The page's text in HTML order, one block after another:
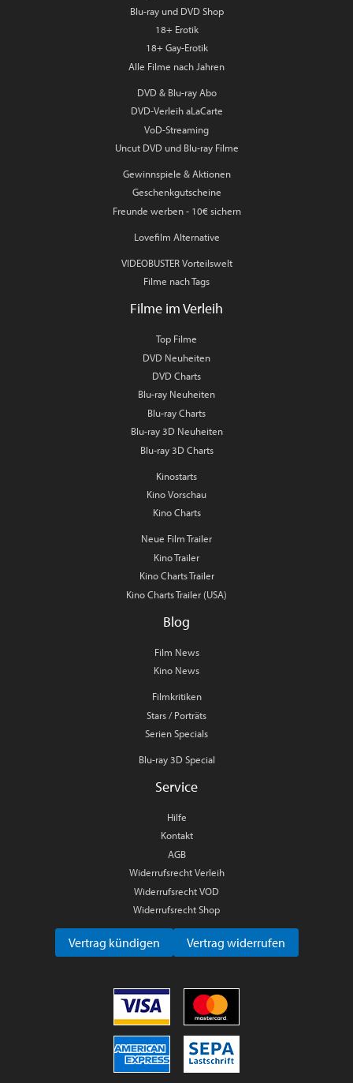
Blu-ray und DVD Shop
18+ Erotik
18+ Gay-Erotik
Alle Filme nach Jahren
DVD & Blu-ray Abo
DVD-Verleih aLaCarte
VoD-Streaming
Uncut DVD und Blu-ray Filme
Gewinnspiele & Aktionen
Geschenkgutscheine
Freunde werben - 10€ sichern
Lovefilm Alternative
VIDEOBUSTER Vorteilswelt
Filme nach Tags
Filme im Verleih
Top Filme
DVD Neuheiten
DVD Charts
Blu-ray Neuheiten
Blu-ray Charts
Blu-ray 3D Neuheiten
Blu-ray 3D Charts
Kinostarts
Kino Vorschau
Kino Charts
Neue Film Trailer
Kino Trailer
Kino Charts Trailer
Kino Charts Trailer (USA)
Blog
Film News
Kino News
Filmkritiken
Stars / Porträts
Serien Specials
Blu-ray 3D Special
Service
Hilfe
Kontakt
AGB
Widerrufsrecht Verleih
Widerrufsrecht VOD
Widerrufsrecht Shop
Vertrag kündigen Vertrag widerrufen